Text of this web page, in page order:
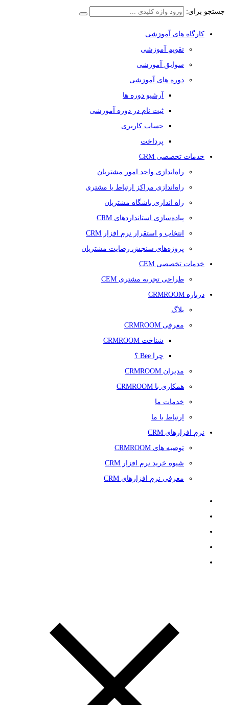
جستجو برای:
کارگاه های آموزشی
تقویم آموزشی
سوابق آموزشی
دوره های آموزشی
آرشیو دوره ها
ثبت نام در دوره آموزشی
حساب کاربری
پرداخت
خدمات تخصصی CRM
راه‌اندازی واحد امور مشتریان
راه‌اندازی مراکز ارتباط با مشتری
راه اندازی باشگاه مشتریان
پیاده‌سازی استانداردهای CRM
انتخاب و استقرار نرم افزار CRM
پروژه‌های سنجش رضایت مشتریان
خدمات تخصصی CEM
طراحی تجربه مشتری CEM
درباره CRMROOM
بلاگ
معرفی CRMROOM
شناخت CRMROOM
چرا Bee ؟
مدیران CRMROOM
همکاری با CRMROOM
خدمات ما
ارتباط با ما
نرم افزارهای CRM
توصیه های CRMROOM
شیوه خرید نرم افزار CRM
معرفی نرم افزارهای CRM